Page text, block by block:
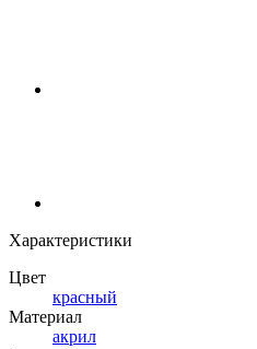
Характеристики
Цвет
красный
Материал
акрил